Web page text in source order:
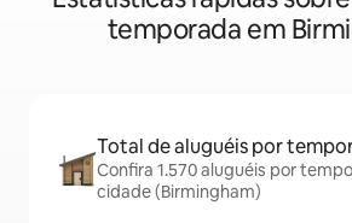
temporada em
Total de aluguéis por
Confira 1.570 aluguéis por
cidade (Birmingham)